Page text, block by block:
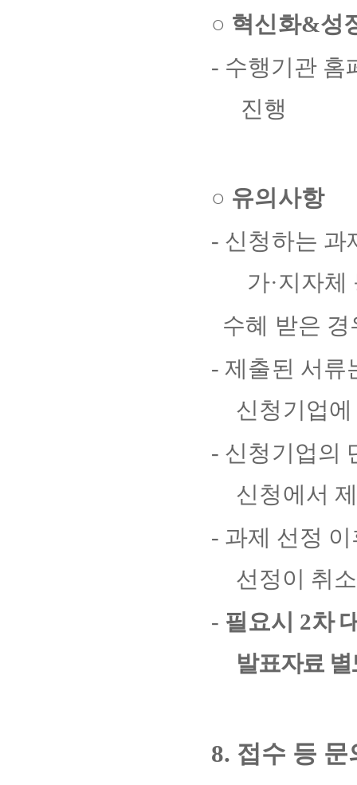
○ 혁신화&성
- 수행기관 홈
진행
○ 유의사항
- 신청하는 과
가·지자체
수혜 받은
-제출된 서류
신청기업
- 신청기업의
신청에서
- 과제 선정
선정이 취
- 필요시 2차
발표자료
8. 접수 등 문